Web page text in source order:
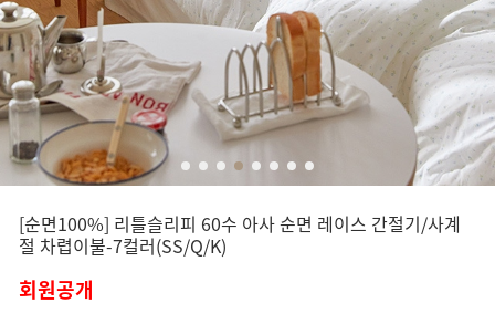
[순면100%] 리틀슬리피 60수 아사 순면 레이스 간절기/사계
절 차렵이불-7컬러(SS/Q/K)
회원공개